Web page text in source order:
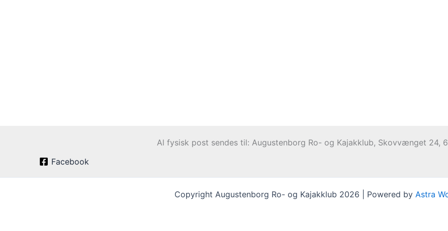
Al fysisk post sendes til: Augustenborg Ro- og Kajakklub, Skovvænget 24,
Facebook
Copyright Augustenborg Ro- og Kajakklub 2026 | Powered by Astra